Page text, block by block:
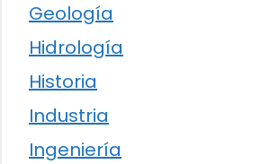
Geología
Hidrología
Historia
Industria
Ingeniería